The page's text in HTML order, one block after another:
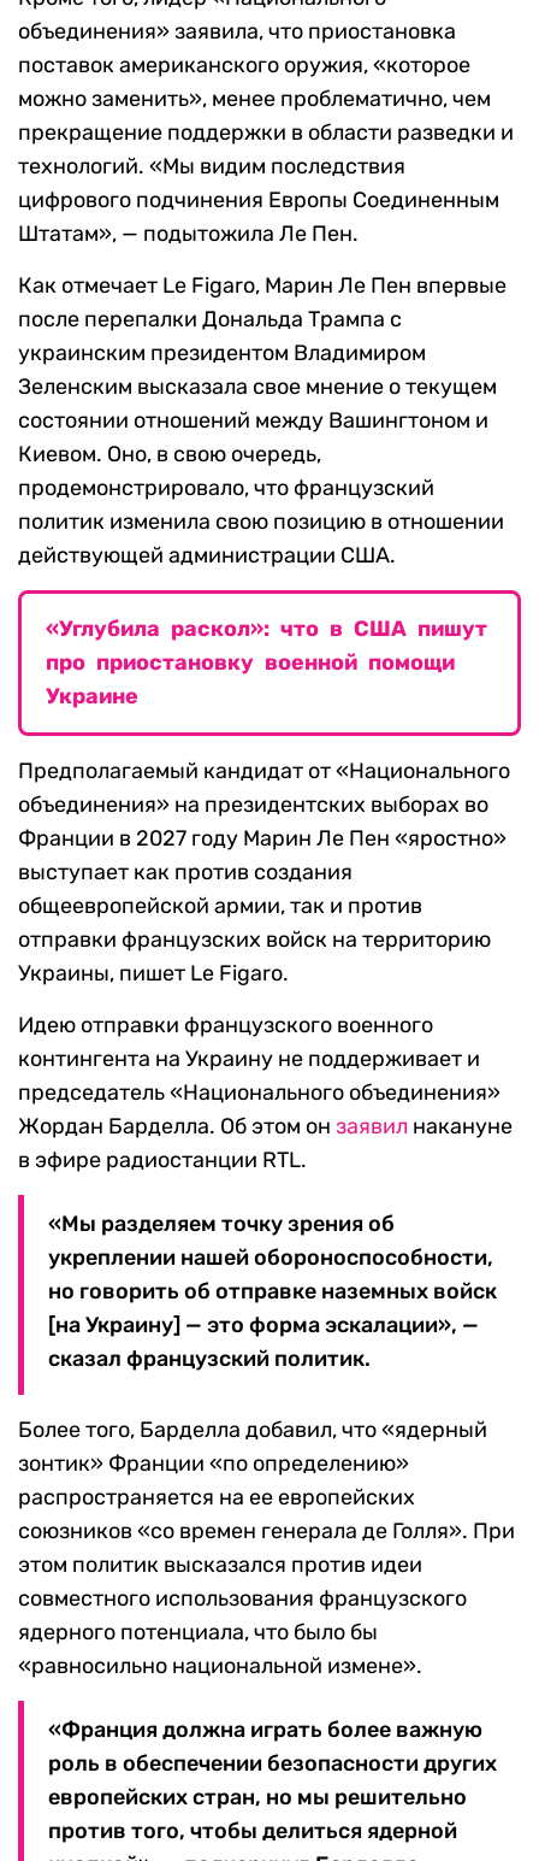
объединения» заявила, что приостановка
поставок американского оружия, «которое
можно заменить», менее проблематично, чем
прекращение поддержки в области разведки и
технологий. «Мы видим последствия
цифрового подчинения Европы Соединенным
Штатам», — подытожила Ле Пен.
Как отмечает Le Figaro, Марин Ле Пен впервые
после перепалки Дональда Трампа с
украинским президентом Владимиром
Зеленским высказала свое мнение о текущем
состоянии отношений между Вашингтоном и
Киевом. Оно, в свою очередь,
продемонстрировало, что французский
политик изменила свою позицию в отношении
действующей администрации США.
«Углубила раскол»: что в США пишут
про приостановку военной помощи
Украине
Предполагаемый кандидат от «Национального
объединения» на президентских выборах во
Франции в 2027 году Марин Ле Пен «яростно»
выступает как против создания
общеевропейской армии, так и против
отправки французских войск на территорию
Украины, пишет Le Figaro.
Идею отправки французского военного
контингента на Украину не поддерживает и
председатель «Национального объединения»
Жордан Барделла. Об этом он заявил накануне
в эфире радиостанции RTL.
«Мы разделяем точку зрения об
укреплении нашей обороноспособности,
но говорить об отправке наземных войск
[на Украину] — это форма эскалации», —
сказал французский политик.
Более того, Барделла добавил, что «ядерный
зонтик» Франции «по определению»
распространяется на ее европейских
союзников «со времен генерала де Голля». При
этом политик высказался против идеи
совместного использования французского
ядерного потенциала, что было бы
«равносильно национальной измене».
«Франция должна играть более важную
роль в обеспечении безопасности других
европейских стран, но мы решительно
против того, чтобы делиться ядерной